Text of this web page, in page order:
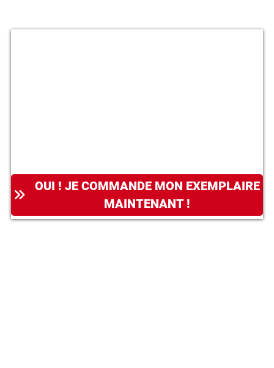
OUI ! JE COMMANDE MON EXEMPLAIRE
MAINTENANT !